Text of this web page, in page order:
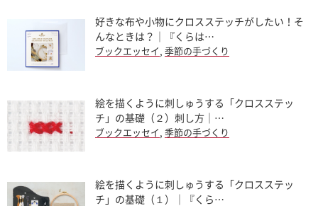
好きな布や小物にクロスステッチがしたい！そ
んなときは？｜『くらは…
ブックエッセイ 季節の手づくり
絵を描くように刺しゅうする「クロスステッ
チ」の基礎（２）刺し方｜…
ブックエッセイ 季節の手づくり
絵を描くように刺しゅうする「クロスステッ
チ」の基礎（１）｜『くら…